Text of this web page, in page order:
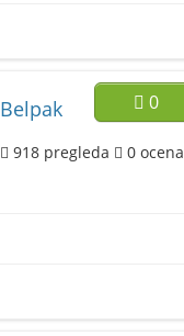
0
Belpak
918 pregleda 0 ocena